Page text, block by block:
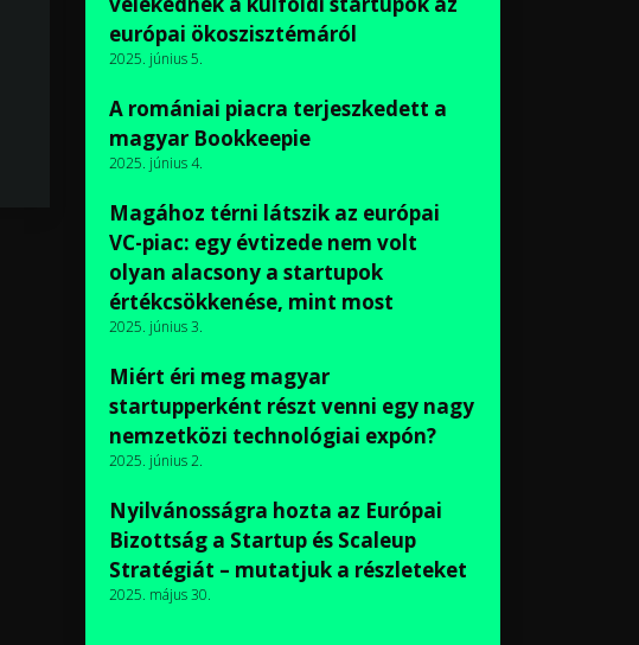
európai ökoszisztémáról
2025. június 5.
A romániai piacra terjeszkedett a
magyar Bookkeepie
2025. június 4.
Magához térni látszik az európai
VC-piac: egy évtizede nem volt
olyan alacsony a startupok
értékcsökkenése, mint most
2025. június 3.
Miért éri meg magyar
startupperként részt venni egy nagy
nemzetközi technológiai expón?
2025. június 2.
Nyilvánosságra hozta az Európai
Bizottság a Startup és Scaleup
Stratégiát – mutatjuk a részleteket
2025. május 30.